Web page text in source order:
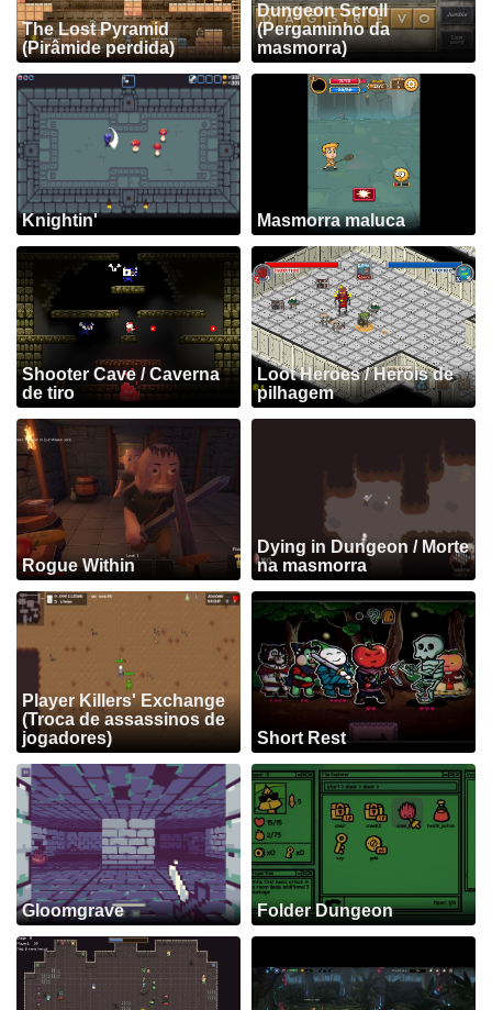
The Lost Pyramid
(Pirâmide perdida)
Dungeon Scroll
(Pergaminho da
masmorra)
Knightin' Masmorra maluca
Shooter Cave / Caverna
de tiro
Loot Heroes / Heróis de
pilhagem
Rogue Within
Dying in Dungeon / Morte
na masmorra
Player Killers' Exchange
(Troca de assassinos de
jogadores)
Short Rest
Gloomgrave Folder Dungeon